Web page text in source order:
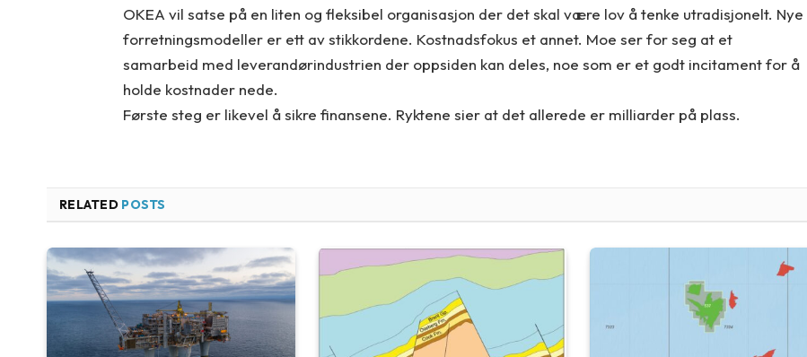
OKEA vil satse på en liten og fleksibel organisasjon der det skal være lov å tenke utradisjonelt. Nye
forretningsmodeller er ett av stikkordene. Kostnadsfokus et annet. Moe ser for seg at et
samarbeid med leverandørindustrien der oppsiden kan deles, noe som er et godt incitament for å
holde kostnader nede.
Første steg er likevel å sikre finansene. Ryktene sier at det allerede er milliarder på plass.
RELATED POSTS